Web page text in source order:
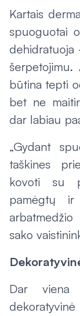
Kartais
spuoguotai
būtina tepti
bet ne
dar labiau
„Gydant
taškines
kovoti su
pamėgtų
sako
Dar viena